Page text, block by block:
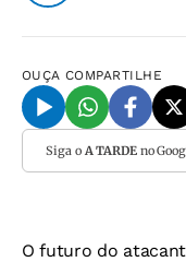
OUÇA COMPARTILHE
Siga o A TARDEno
O futuro do